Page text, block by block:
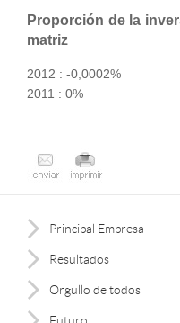
Principal Empresa
Resultados
Orgullo de todos
Proporción de la
matriz
2012 : -0,0002%
2011 : 0%